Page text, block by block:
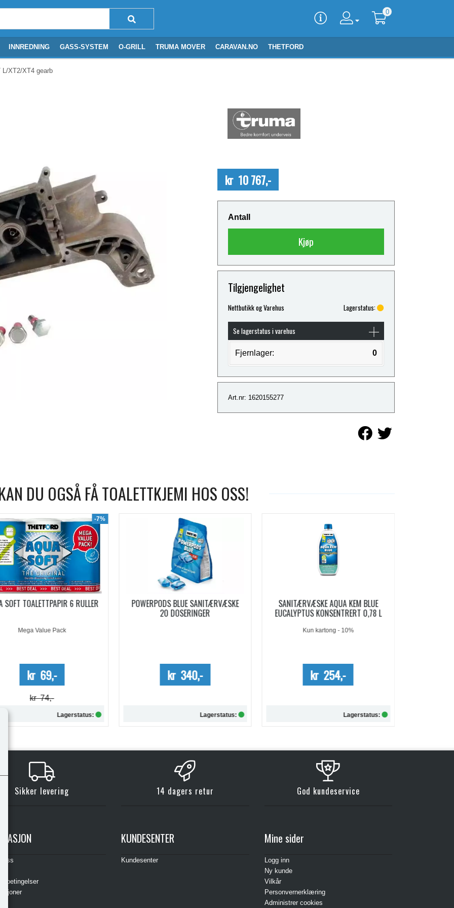
0
INNREDNING GASS-SYSTEM O-GRILL TRUMA MOVER CARAVAN.NO THETFORD
XT2/XT4 gearbox A
kr 10 767,-
Antall
Kjøp
Tilgjengelighet
Nettbutikk og Varehus Lagerstatus:
Se lagerstatus i varehus
Fjernlager: 0
Art.nr: 1620155277
DU OGSÅ FÅ TOALETTKJEMI HOS OSS!
BLUE SANITÆRVÆSKE
kr 340,-
Lagerstatus:
SANITÆRVÆSKE AQUA KEM BLUE
EUCALYPTUS KONSENTRERT 0,78 L
kr 254,-
Lagerstatus:
AQUA KEM BLUE SACHETS
SANITÆRVÆSKE 15 DOSER
kr 209,-
Lagerstatus:
Sikker levering 14 dagers retur God kundeservice
oss
KUNDESENTER
Kundesenter
Mine sider
Logg inn
Ny kunde
Vilkår
Personvernerklæring
Administrer cookies